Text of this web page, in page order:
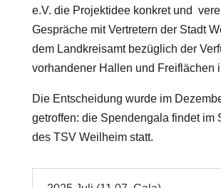
e.V. die Projektidee konkret und
Gespräche mit Vertretern der Stadt
dem Landkreisamt bezüglich der
vorhandener Hallen und Freiflächen
Die Entscheidung wurde im
getroffen: die Spendengala findet im
des TSV Weilheim statt.